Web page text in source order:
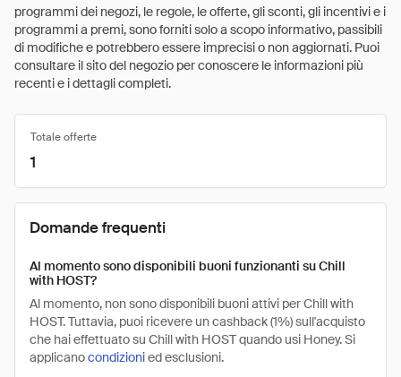
programmi dei negozi, le regole, le offerte, gli sconti, gli incentivi e i
programmi a premi, sono forniti solo a scopo informativo, passibili
di modifiche e potrebbero essere imprecisi o non aggiornati. Puoi
consultare il sito del negozio per conoscere le informazioni più
recenti e i dettagli completi.
Totale offerte
1
Domande frequenti
Al momento sono disponibili buoni funzionanti su Chill
with HOST?
Al momento, non sono disponibili buoni attivi per Chill with
HOST. Tuttavia, puoi ricevere un cashback (1%) sull'acquisto
che hai effettuato su Chill with HOST quando usi Honey. Si
applicanocondizionied esclusioni.